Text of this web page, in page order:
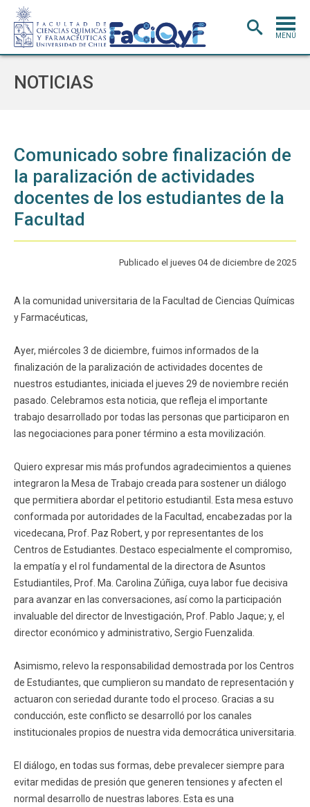
MENÚ
POSTGRADO
INVESTIGACIÓN E INNOVACIÓN
EXTENSIÓNY VINCULACIÓN
Estudiantes Académicos
NOTICIAS
Comunicado sobre finalización de
la paralización de actividades
docentes de los estudiantes de la
Facultad
Publicado el jueves 04 de diciembre de 2025
A la comunidad universitaria de la Facultad de Ciencias Químicas
y Farmacéuticas,
Ayer, miércoles 3 de diciembre, fuimos informados de la
finalización de la paralización de actividades docentes de
nuestros estudiantes, iniciada el jueves 29 de noviembre recién
pasado. Celebramos esta noticia, que refleja el importante
trabajo desarrollado por todas las personas que participaron en
las negociaciones para poner término a esta movilización.
Quiero expresar mis más profundos agradecimientos a quienes
integraron la Mesa de Trabajo creada para sostener un diálogo
que permitiera abordar el petitorio estudiantil. Esta mesa estuvo
conformada por autoridades de la Facultad, encabezadas por la
vicedecana, Prof. Paz Robert, y por representantes de los
Centros de Estudiantes. Destaco especialmente el compromiso,
la empatía y el rol fundamental de la directora de Asuntos
Estudiantiles, Prof. Ma. Carolina Zúñiga, cuya labor fue decisiva
para avanzar en las conversaciones, así como la participación
invaluable del director de Investigación, Prof. Pablo Jaque; y, el
director económico y administrativo, Sergio Fuenzalida.
Asimismo, relevo la responsabilidad demostrada por los Centros
de Estudiantes, que cumplieron su mandato de representación y
actuaron con seriedad durante todo el proceso. Gracias a su
conducción, este conflicto se desarrolló por los canales
institucionales propios de nuestra vida democrática universitaria.
El diálogo, en todas sus formas, debe prevalecer siempre para
evitar medidas de presión que generen tensiones y afecten el
normal desarrollo de nuestras labores. Esta es una